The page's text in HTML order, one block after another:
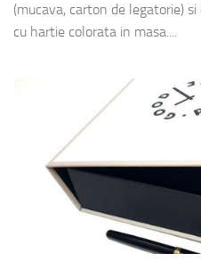
(mucava, carton de legatorie)
cu hartie colorata in masa....